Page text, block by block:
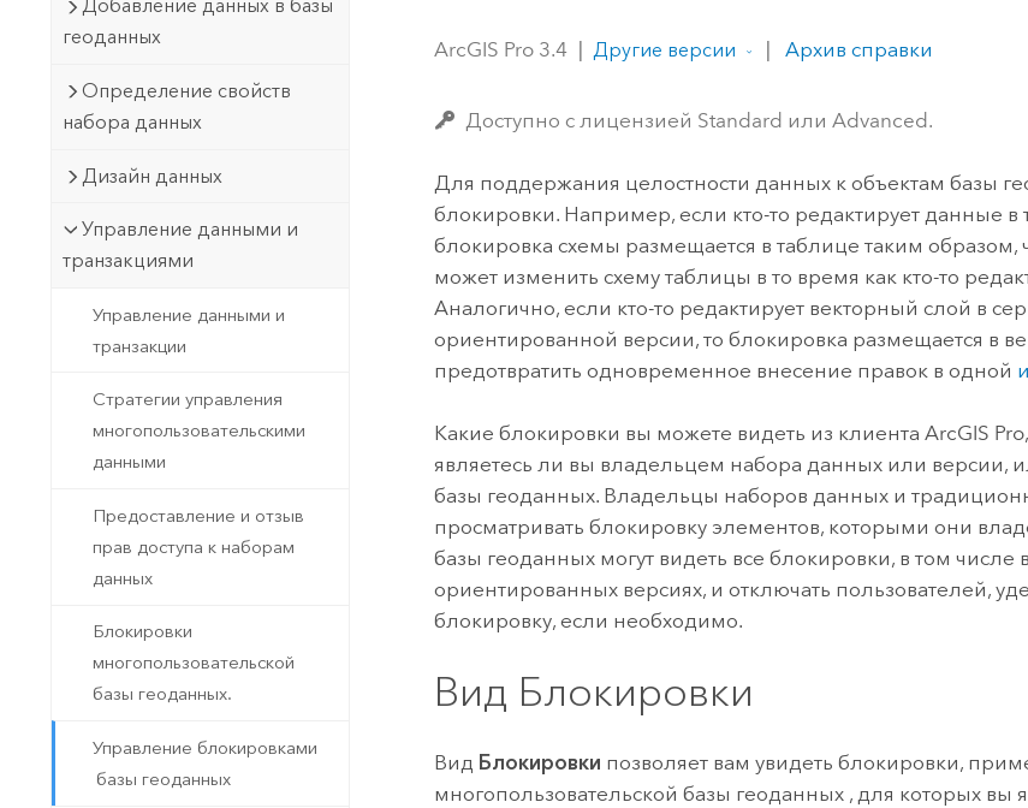
Фундаментальная система для
Технология Developer
Создание картографических
Природные ресурсы
Все истории
Добавление данных в базы
геоданных
Определение свойств
набора данных
Дизайн данных
Управление данными и
транзакциями
Управление данными и
транзакции
Стратегии управления
многопользовательскими
данными
Предоставление и отзыв
прав доступа к наборам
данных
Блокировки
многопользовательской
базы геоданных.
Управление блокировками
базы геоданных
ArcGIS Pro 3.4 Другие версии Архив справки
Доступно с лицензией Standard или Advanced.
Для поддержания целостности данных к объектам базы
блокировки. Например, если кто-то редактирует данные в
блокировка схемы размещается в таблице таким образом,
может изменить схему таблицы в то время как кто-то
Аналогично, если кто-то редактирует векторный слой в
ориентированной версии, то блокировка размещается в
предотвратить одновременное внесение правок в одной
Какие блокировки вы можете видеть из клиентаArcGIS Pro
являетесь ли вы владельцем набора данных или версии,
базы геоданных. Владельцы наборов данных и
просматривать блокировку элементов, которыми они
базы геоданных могут видеть все блокировки, в том числе
ориентированных версиях, и отключать пользователей,
блокировку, если необходимо.
Вид Блокировки
Вид Блокировки позволяет вам увидеть блокировки,
многопользовательской базы геоданных , для которых вы